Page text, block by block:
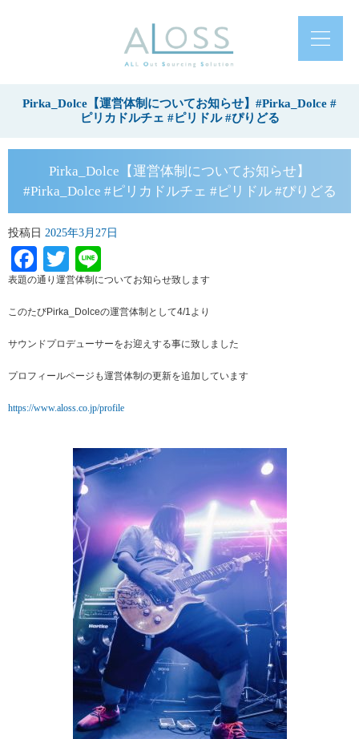
Pirka_Dolce【運営体制についてお知らせ】#Pirka_Dolce #
ピリカドルチェ #ピリドル #ぴりどる
Pirka_Dolce【運営体制についてお知らせ】
#Pirka_Dolce #ピリカドルチェ #ピリドル #ぴりどる
投稿日 2025年3月27日
Facebook
Twitter
表題の通り運営体制についてお知らせ致します
このたびPirka_Dolceの運営体制として4/1より
サウンドプロデューサーをお迎えする事に致しました
プロフィールページも運営体制の更新を追加しています
https://www.aloss.co.jp/profile